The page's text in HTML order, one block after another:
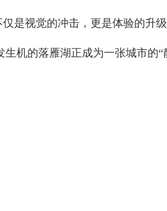
是视觉的冲击，更是体验的升
生机的落雁湖正成为一张城市的“